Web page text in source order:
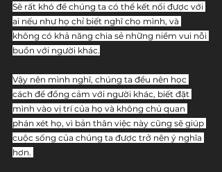
Sẽ rất khó để chúng ta có thể kết nối được với
ai nếu như họ chỉ biết nghĩ cho mình, và
không có khả năng chia sẻ những niềm vui nỗi
buồn với người khác.
Vậy nên mình nghĩ, chúng ta đều nên học
cách để đồng cảm với người khác, biết đặt
mình vào vị trí của họ và không chủ quan
phán xét họ, vì bản thân việc này cũng sẽ giúp
cuộc sống của chúng ta được trở nên ý nghĩa
hơn.